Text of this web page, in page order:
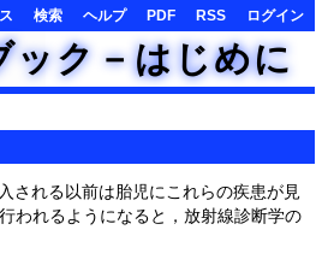
検索 ヘルプ PDF RSS ログイン
ック－はじめに
される以前は胎児にこれらの疾患が見
われるようになると，放射線診断学の